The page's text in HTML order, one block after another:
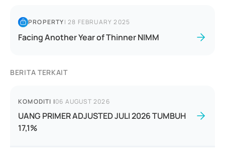
PROPERTY|28 FEBRUARY 2025
Facing Another Year of Thinner NIMM
BERITA TERKAIT
KOMODITI |06 AUGUST 2026
UANG PRIMER ADJUSTED JULI 2026 TUMBUH
17,1%